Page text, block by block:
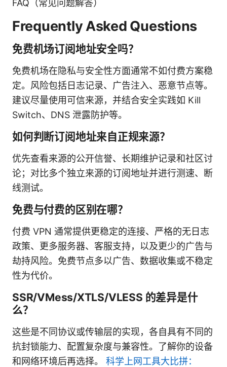
FAQ（常见问题解答）
Frequently Asked Questions
免费机场订阅地址安全吗？
免费机场在隐私与安全性方面通常不如付费方案稳
定。风险包括日志记录、广告注入、恶意节点等。
建议尽量使用可信来源，并结合安全实践如 Kill
Switch、DNS 泄露防护等。
如何判断订阅地址来自正规来源？
优先查看来源的公开信誉、长期维护记录和社区讨
论；对比多个独立来源的订阅地址并进行测速、断
线测试。
免费与付费的区别在哪？
付费 VPN 通常提供更稳定的连接、严格的无日志
政策、更多服务器、客服支持，以及更少的广告与
劫持风险。免费节点多以广告、数据收集或不稳定
性为代价。
SSR/VMess/XTLS/VLESS 的差异是什
么？
这些是不同协议或传输层的实现，各自具有不同的
抗封锁能力、配置复杂度与兼容性。了解你的设备
和网络环境后再选择。 科学上网工具大比拼：